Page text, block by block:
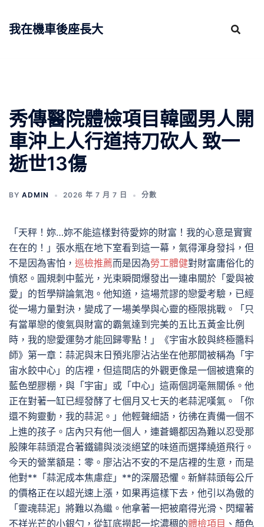
我在機車後座長大
秀傳醫院體檢項目韓國男人開
車沖上人行道持刀砍人 致一
逝世13傷
BY ADMIN 2026 年 7 月 7 日 分數
「天秤！妳…妳不能這樣對待愛妳的財富！我的心意是實實
在在的！」張水瓶在地下室看到這一幕，氣得渾身發抖，但
不是因為害怕， 巡檢推薦而是因為勞工體健對財富庸俗化的
憤怒。圓規刺中藍光，光束瞬間爆發出一連串關於「愛與被
愛」的哲學辯論氣泡。他知道，這場荒謬的戀愛考驗，已經
從一場力量對決，變成了一場美學與心靈的極限挑戰。「只
有當單戀的傻氣與財富的霸氣達到完美的五比五黃金比例
時，我的戀愛運勢才能回歸零點！」《宇宙水餃與終極醬料
師》第一章：蒜泥與末日預兆廖沾沾坐在他那間被稱為「宇
宙水餃中心」的店裡，但這間店的外觀更像是一個被遺棄的
藍色塑膠棚，與「宇宙」或「中心」這兩個詞毫無關係。他
正在對著一缸已經發酵了七個月又七天的老蒜泥嘆氣。「你
還不夠靈動，我的蒜泥。」他輕聲細語，彷彿在責備一個不
上進的孩子。店內只有他一個人，連蒼蠅都因為難以忍受那
股陳年蒜頭混合著鐵鏽與淡淡絕望的味道而選擇繞道飛行。
今天的營業額是：零。廖沾沾不安的不是店裡的生意，而是
他對**「蒜泥成本焦慮症」**的深層恐懼。新鮮蒜頭每公斤
的價格正在以超光速上漲，如果再這樣下去，他引以為傲的
「靈魂蒜泥」將難以為繼。他拿著一把被磨得光滑、閃耀著
不祥光芒的小銀勺，從缸底撈起一坨濃稠的體檢項目 、顏色